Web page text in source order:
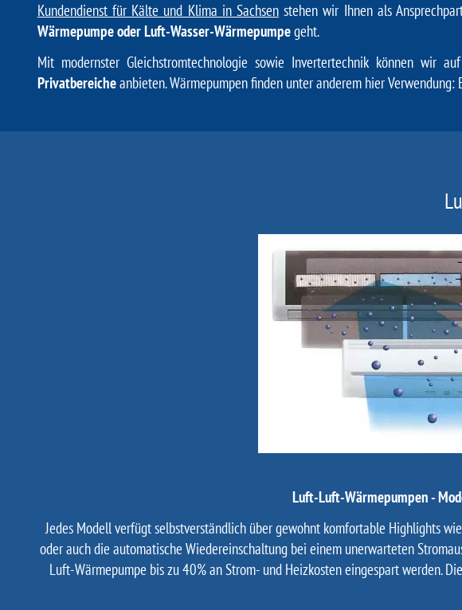
Kundendienst für Kälte und Klima in Sachsenstehen wir Ihnen als
Wärmepumpe oder Luft-Wasser-Wärmepumpegeht.
Mit modernster Gleichstromtechnologie sowie Invertertechnik können wir
Privatbereicheanbieten. Wärmepumpen finden unter anderem hier Verwendung:
Luft-Luft-Wärmepumpen -
Jedes Modell verfügt selbstverständlich über gewohnt komfortable Highlights
oder auch die automatische Wiedereinschaltung bei einem unerwarteten
Luft-Wärmepumpe bis zu 40% an Strom- und Heizkosten eingespart werden.